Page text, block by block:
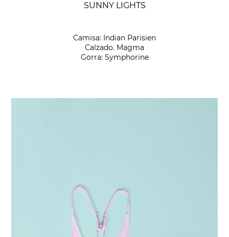
SUNNY LIGHTS
Camisa: Indian Parisien
Calzado. Magma
Gorra: Symphorine